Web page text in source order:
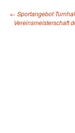
← Sportangebot
Vereinsmeisterschaft